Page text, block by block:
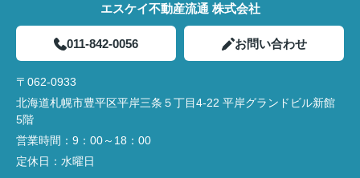
エスケイ不動産流通 株式会社
011-842-0056 お問い合わせ
〒062-0933
北海道札幌市豊平区平岸三条５丁目4-22 平岸グランドビル新館
5階
営業時間： 9：00～18：00
定休日： 水曜日